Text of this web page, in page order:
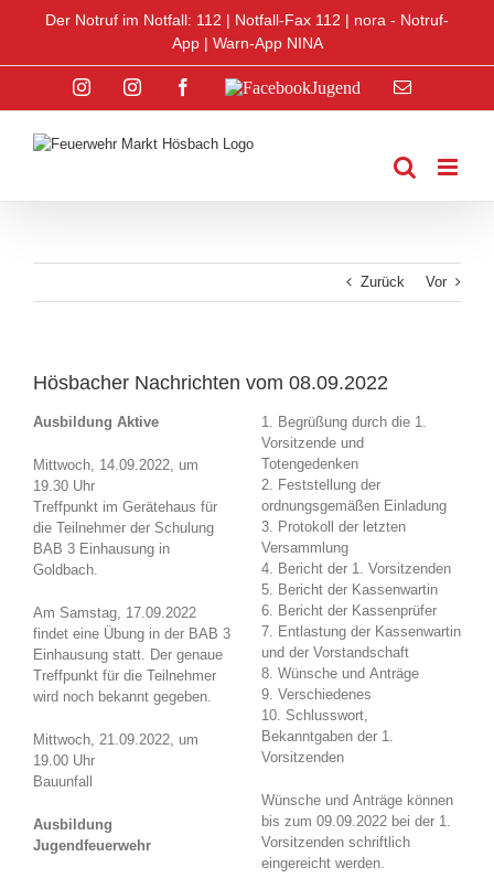
Der Notruf im Notfall: 112 | Notfall-Fax 112 | nora - Notruf-
App| Warn-App NINA
InstagramInstagram
Facebook
Facebook
E-
Zurück Vor
Hösbacher Nachrichten vom 08.09.2022
Ausbildung Aktive
Mittwoch, 14.09.2022, um
19.30 Uhr
Treffpunkt im Gerätehaus für
die Teilnehmer der Schulung
BAB 3 Einhausung in
Goldbach.
Am Samstag, 17.09.2022
findet eine Übung in der BAB 3
Einhausung statt. Der genaue
Treffpunkt für die Teilnehmer
wird noch bekannt gegeben.
Mittwoch, 21.09.2022, um
19.00 Uhr
Bauunfall
Ausbildung
Jugendfeuerwehr
1. Begrüßung durch die 1.
Vorsitzende und
Totengedenken
2. Feststellung der
ordnungsgemäßen Einladung
3. Protokoll der letzten
Versammlung
4. Bericht der 1. Vorsitzenden
5. Bericht der Kassenwartin
6. Bericht der Kassenprüfer
7. Entlastung der Kassenwartin
und der Vorstandschaft
8. Wünsche und Anträge
9. Verschiedenes
10. Schlusswort,
Bekanntgaben der 1.
Vorsitzenden
Wünsche und Anträge können
bis zum 09.09.2022 bei der 1.
Vorsitzenden schriftlich
eingereicht werden.